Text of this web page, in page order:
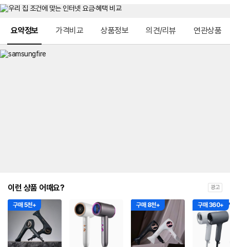
요약정보 가격비교 상품정보 의견/리뷰 연관상품
이런 상품 어때요? 광고
구매 5천+ 구매 8천+ 구매 360+